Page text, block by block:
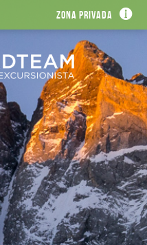
Zona privada